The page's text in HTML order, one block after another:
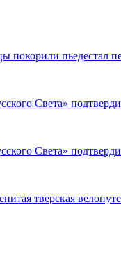
покорили пьедестал
Света»
Света»
тверская